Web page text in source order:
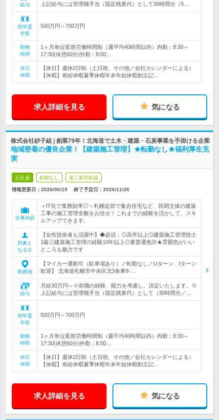
給与
上記給与には管理職手当（固定残業代）として30時間分（5…
初年度
年収
500万円～700万円
勤務
時間
1ヶ月単位変形労働時間制（週平均40時間以内）内勤：8:30～
17:30(休憩60分)外勤：8:00…
休日
休暇
【休日】週休2日制（土日祝、その他／会社カレンダーによる）
【休暇】有給休暇夏季休暇年末年始休暇創立記…
求人詳細を見る 気になる
株式会社砂子組 | 創業79年！北海道で土木・建築・石炭事業を手掛ける企業
地域密着の優良企業！【建築施工管理】★転勤なし★福利厚生充
実
正社員 転勤なし 第二新卒歓迎
情報更新日：2026/06/19 終了予定日： 2026/11/26
仕事内容
＜IT化で業務効率◎＞札幌近郊で集合住宅など、民間主体の建築
工事の施工管理全般をお任せ！これまでの経験を活かして、スキ
ルアップできます。
対象と
なる方
【女性技術者も活躍中】◆必須：◎高卒以上◎建築施工管理技士
1級◎建築施工管理の経験10年以上◎要普通免許★雰囲気がいい
ところも魅力です
勤務地
【マイカー通勤可（駐車場あり）／転勤なし／Uターン、Iターン
歓迎】 北海道札幌市中央区北3条東8-…
給与
月給30万円～※前職の経験、能力を考慮し、決定いたします。※
上記給与には管理職手当（固定残業代）として（30時間分／…
初年度
年収
500万円～700万円
勤務
時間
1ヶ月単位変形労働時間制（週平均40時間以内）内勤：8:30～
17:30(休憩60分)外勤：8:00…
休日
休暇
【休日】週休2日制（土日祝、その他／会社カレンダーによる）
【休暇】有給休暇夏季休暇年末年始休暇創立記…
求人詳細を見る 気になる